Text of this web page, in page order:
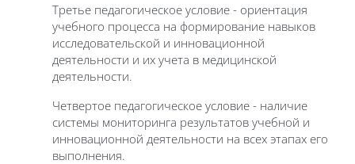
Третье педагогическое условие - ориентация
учебного процесса на формирование навыков
исследовательской и инновационной
деятельности и их учета в медицинской
деятельности.
Четвертое педагогическое условие - наличие
системы мониторинга результатов учебной и
инновационной деятельности на всех этапах его
выполнения.